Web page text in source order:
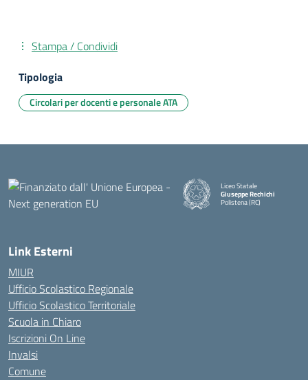
Stampa / Condividi
Tipologia
Circolari per docenti e personale ATA
Liceo Statale
Giuseppe Rechichi
Polistena (RC)
Link Esterni
MIUR
Ufficio Scolastico Regionale
Ufficio Scolastico Territoriale
Scuola in Chiaro
Iscrizioni On Line
Invalsi
Comune